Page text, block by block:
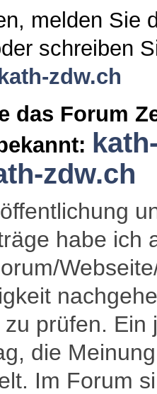
melden Sie
schreiben
zdw.ch
das Forum
zdw.ch
habe ich
prüfen.
die
Im Forum